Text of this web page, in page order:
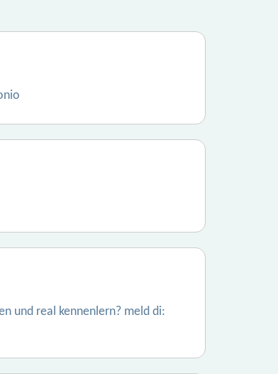
und real kennenlern? meld di: